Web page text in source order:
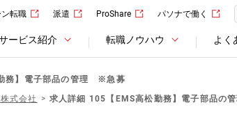
転職 派遣 ProShare パソナで働く
ービス紹介 転職ノウハウ よく
務】電子部品の管理 ※急募
式会社 求人詳細 105【EMS高松勤務】電子部品